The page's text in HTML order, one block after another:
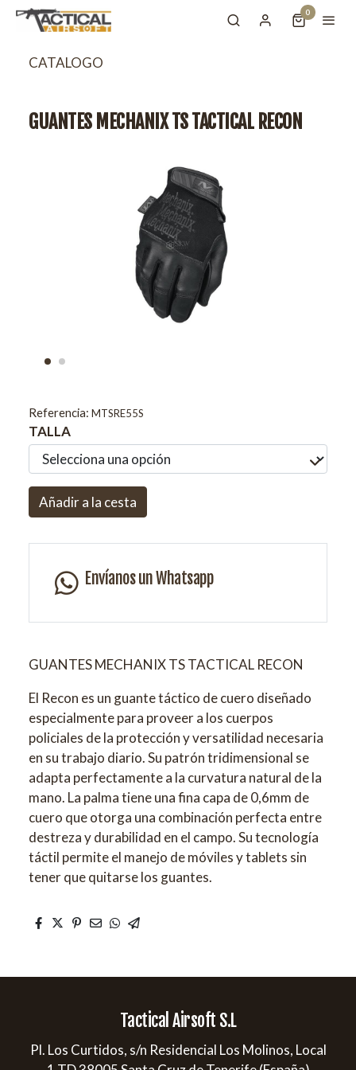
0
CATALOGO
GUANTES MECHANIX TS TACTICAL RECON
Referencia: MTSRE55S
TALLA
Añadir a la cesta
Envíanos un Whatsapp
GUANTES MECHANIX TS TACTICAL RECON
El Recon es un guante táctico de cuero diseñado
especialmente para proveer a los cuerpos
policiales de la protección y versatilidad necesaria
en su trabajo diario. Su patrón tridimensional se
adapta perfectamente a la curvatura natural de la
mano. La palma tiene una fina capa de 0,6mm de
cuero que otorga una combinación perfecta entre
destreza y durabilidad en el campo. Su tecnología
táctil permite el manejo de móviles y tablets sin
tener que quitarse los guantes.
Tactical Airsoft S.L
Pl. Los Curtidos, s/n Residencial Los Molinos, Local